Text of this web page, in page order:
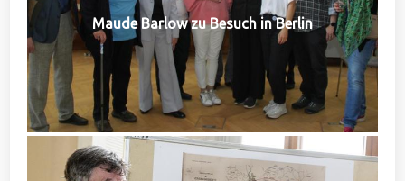
Maude Barlow zu Besuch in Berlin